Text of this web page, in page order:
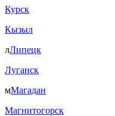
Курск
Кызыл
лЛипецк
Луганск
мМагадан
Магнитогорск